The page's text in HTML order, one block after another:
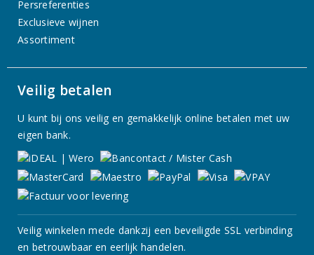
Persreferenties
Exclusieve wijnen
Assortiment
Veilig betalen
U kunt bij ons veilig en gemakkelijk online betalen met uw
eigen bank.
Veilig winkelen mede dankzij een beveiligde SSL verbinding
en betrouwbaar en eerlijk handelen.